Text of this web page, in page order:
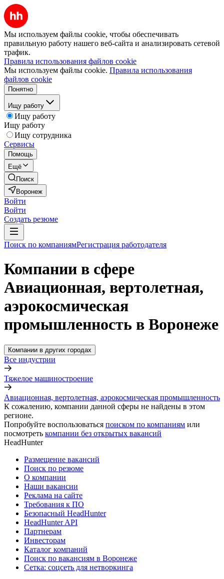
Мы используем файлы cookie, чтобы обеспечивать
правильную работу нашего веб-сайта и анализировать сетевой
трафик.
Правила использования файлов cookie
Мы используем файлы cookie. Правила использования
файлов cookie
Понятно
Ищу работу
Ищу работу
Ищу работу
Ищу сотрудника
Сервисы
Помощь
Ещё
Поиск
Воронеж
Войти
Войти
Создать резюме
Поиск по компаниямРегистрация работодателя
Компании в сфере
Авиационная, вертолетная,
аэрокосмическая
промышленность в Воронеже
Компании в других городах
Все индустрии
Тяжелое машиностроение
Авиационная, вертолетная, аэрокосмическая промышленность
К сожалению, компании данной сферы не найдены в этом
регионе.
Попробуйте воспользоваться поиском по компаниям или
посмотреть компании без открытых вакансий
HeadHunter
Размещение вакансий
Поиск по резюме
О компании
Наши вакансии
Реклама на сайте
Требования к ПО
Безопасный HeadHunter
HeadHunter API
Партнерам
Инвесторам
Каталог компаний
Поиск по вакансиям в Воронеже
Сетка: соцсеть для нетворкинга